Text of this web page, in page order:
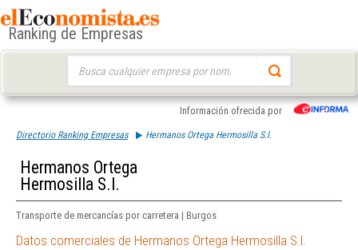
Ranking de Empresas
Información ofrecida por
Directorio Ranking Empresas Hermanos Ortega Hermosilla S.l.
Hermanos Ortega
Hermosilla S.l.
Transporte de mercancías por carretera | Burgos
Datos comerciales de Hermanos Ortega Hermosilla S.l.